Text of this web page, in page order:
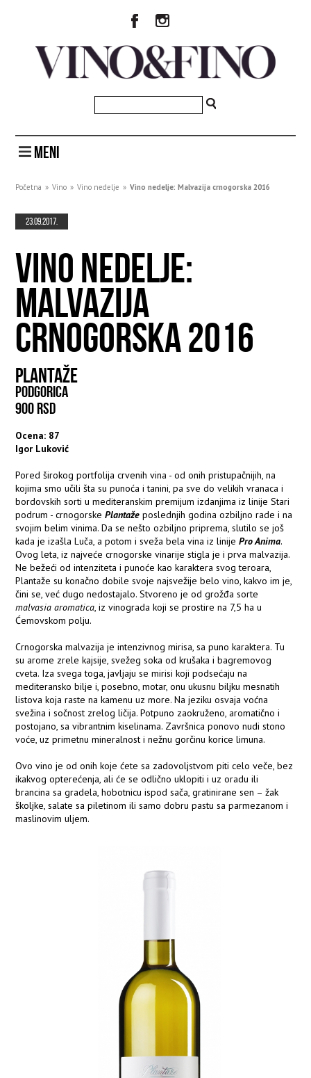
MENI
Početna » Vino » Vino nedelje » Vino nedelje: Malvazija crnogorska 2016
23.09.2017.
VINO NEDELJE:
MALVAZIJA
CRNOGORSKA 2016
PLANTAŽE
PODGORICA
900 RSD
Ocena: 87
Igor Luković
Pored širokog portfolija crvenih vina - od onih pristupačnijih, na
kojima smo učili šta su punoća i tanini, pa sve do velikih vranaca i
bordovskih sorti u mediteranskim premijum izdanjima iz linije Stari
podrum - crnogorskePlantaže poslednjih godina ozbiljno rade i na
svojim belim vinima. Da se nešto ozbiljno priprema, slutilo se još
kada je izašla Luča, a potom i sveža bela vina iz linijePro Anima.
Ovog leta, iz najveće crnogorske vinarije stigla je i prva malvazija.
Ne bežeći od intenziteta i punoće kao karaktera svog teroara,
Plantaže su konačno dobile svoje najsvežije belo vino, kakvo im je,
čini se, već dugo nedostajalo. Stvoreno je od grožđa sorte
malvasia aromatica , iz vinograda koji se prostire na 7,5 ha u
Ćemovskom polju.
Crnogorska malvazija je intenzivnog mirisa, sa puno karaktera. Tu
su arome zrele kajsije, svežeg soka od krušaka i bagremovog
cveta. Iza svega toga, javljaju se mirisi koji podsećaju na
mediteransko bilje i, posebno, motar, onu ukusnu biljku mesnatih
listova koja raste na kamenu uz more. Na jeziku osvaja voćna
svežina i sočnost zrelog ličija. Potpuno zaokruženo, aromatično i
postojano, sa vibrantnim kiselinama. Završnica ponovo nudi stono
voće, uz primetnu mineralnost i nežnu gorčinu korice limuna.
Ovo vino je od onih koje ćete sa zadovoljstvom piti celo veče, bez
ikakvog opterećenja, ali će se odlično uklopiti i uz oradu ili
brancina sa gradela, hobotnicu ispod sača, gratinirane sen – žak
školjke, salate sa piletinom ili samo dobru pastu sa parmezanom i
maslinovim uljem.